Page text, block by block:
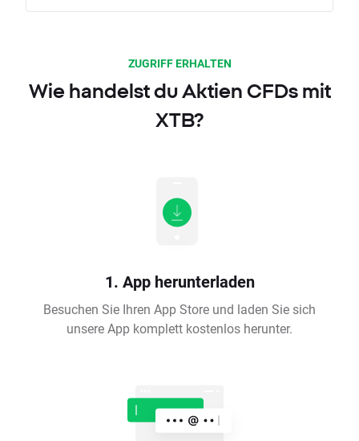
ZUGRIFF ERHALTEN
Wie handelst du Aktien CFDs mit
XTB?
1. App herunterladen
Besuchen Sie Ihren App Store und laden Sie sich
unsere App komplett kostenlos herunter.